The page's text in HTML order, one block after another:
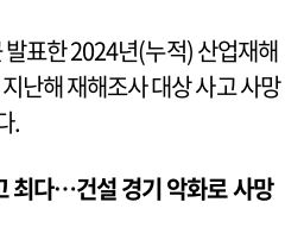
표한 2024년(누적) 산업재해
난해 재해조사 대상 사고 사망
.
최다…건설 경기 악화로 사망